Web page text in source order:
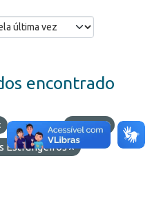
encontrado
Formatos:
OData
Estrangeiros